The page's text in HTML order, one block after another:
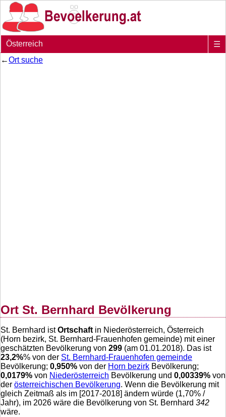
Österreich
☰
←Ort suche
Ort St. Bernhard Bevölkerung
St. Bernhard istOrtschaft in Niederösterreich, Österreich
(Horn bezirk, St. Bernhard-Frauenhofen gemeinde) mit einer
geschätzten Bevölkerung von 299 (am 01.01.2018). Das ist
23,2%% von der St. Bernhard-Frauenhofen gemeinde
Bevölkerung; 0,950% von der Horn bezirk Bevölkerung;
0,0179% von Niederösterreich Bevölkerung und 0,00339% von
der österreichischen Bevölkerung. Wenn die Bevölkerung mit
gleich Zeitmaß als im [2017-2018] ändern würde (1,70% /
Jahr), im 2026 wäre die Bevölkerung von St. Bernhard 342
wäre.